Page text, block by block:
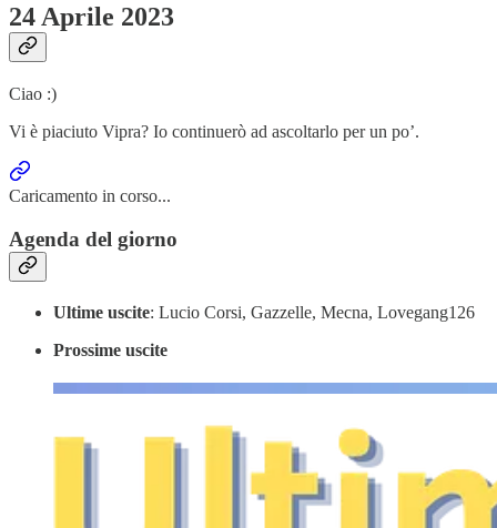
24 Aprile 2023
Ciao :)
Vi è piaciuto Vipra? Io continuerò ad ascoltarlo per un po’.
Caricamento in corso...
Agenda del giorno
Ultime uscite: Lucio Corsi, Gazzelle, Mecna, Lovegang126
Prossime uscite